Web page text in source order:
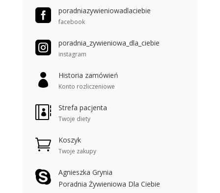
 poradniazywieniowadlaciebie
facebook
 poradnia_zywieniowa_dla_ciebie
instagram
 Historia zamówień
Konto rozliczeniowe
 Strefa pacjenta
Twoje diety
 Koszyk
Twoje zakupy

Agnieszka Grynia
Poradnia Żywieniowa Dla Ciebie